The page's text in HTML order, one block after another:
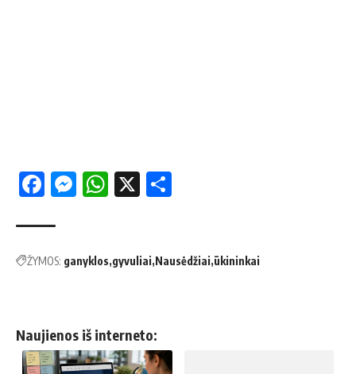
Facebook
Messenger
WhatsApp
X
ŽYMOS: ganyklos gyvuliai Nausėdžiai ūkininkai
Naujienos iš interneto: